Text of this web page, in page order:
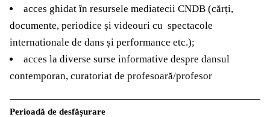
acces ghidat în resursele mediatecii CNDB (cărți,
documente, periodice și videouri cu spectacole
internationale de dans și performance etc.);
acces la diverse surse informative despre dansul
contemporan, curatoriat de profesoară/profesor
Perioadă de desfășurare